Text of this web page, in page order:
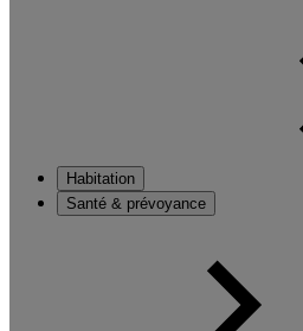
Habitation
Santé & prévoyance